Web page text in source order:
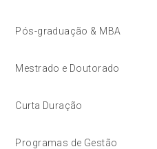
Pós-graduação & MBA
Mestrado e Doutorado
Curta Duração
Programas de Gestão